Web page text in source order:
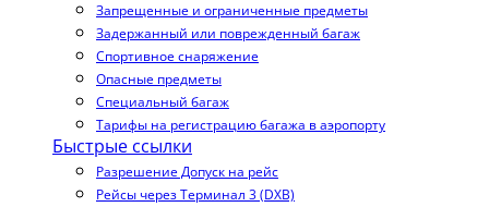
Запрещенные и ограниченные предметы
Задержанный или поврежденный багаж
Спортивное снаряжение
Опасные предметы
Специальный багаж
Тарифы на регистрацию багажа в аэропорту
Быстрые ссылки
Разрешение Допуск на рейс
Рейсы через Терминал 3 (DXB)